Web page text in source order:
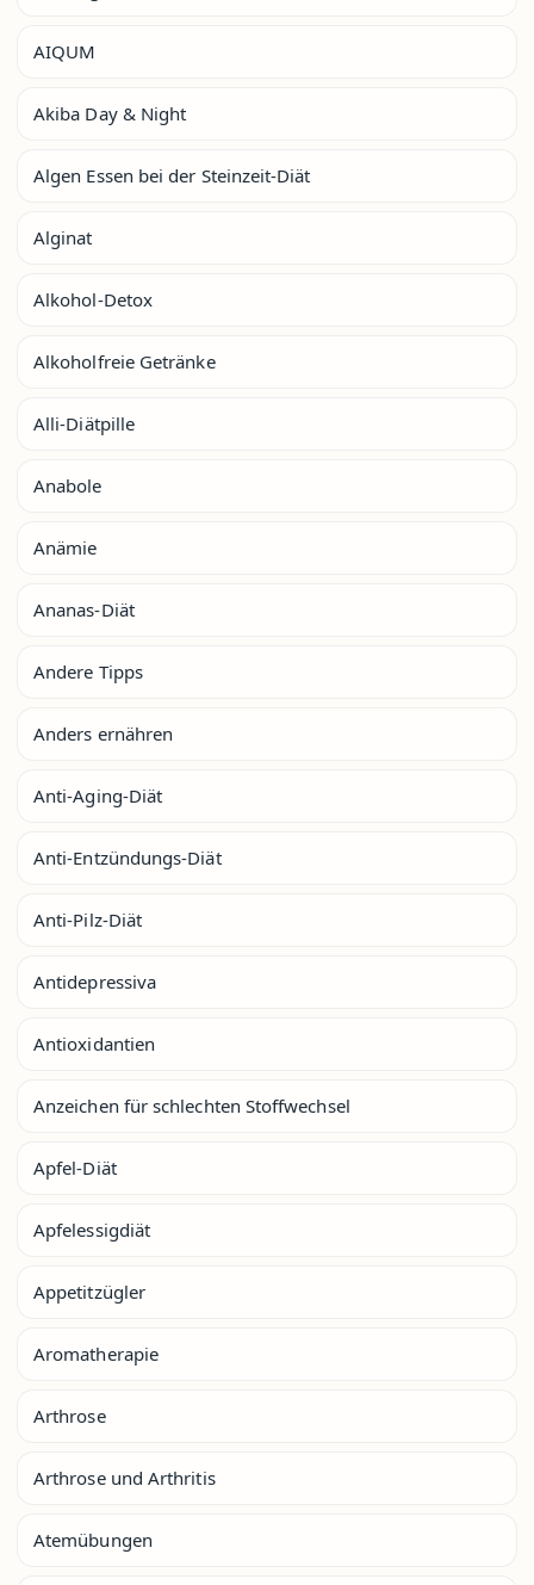
AIQUM
Akiba Day & Night
Algen Essen bei der Steinzeit-Diät
Alginat
Alkohol-Detox
Alkoholfreie Getränke
Alli-Diätpille
Anabole
Anämie
Ananas-Diät
Andere Tipps
Anders ernähren
Anti-Aging-Diät
Anti-Entzündungs-Diät
Anti-Pilz-Diät
Antidepressiva
Antioxidantien
Anzeichen für schlechten Stoffwechsel
Apfel-Diät
Apfelessigdiät
Appetitzügler
Aromatherapie
Arthrose
Arthrose und Arthritis
Atemübungen